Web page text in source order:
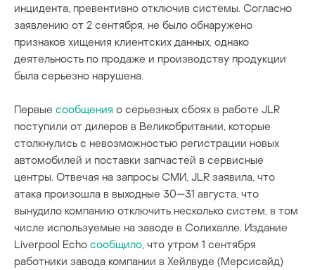
инцидента, превентивно отключив системы. Согласно
заявлению от 2 сентября, не было обнаружено
признаков хищения клиентских данных, однако
деятельность по продаже и производству продукции
была серьезно нарушена.
Первые сообщения о серьезных сбоях в работе JLR
поступили от дилеров в Великобритании, которые
столкнулись с невозможностью регистрации новых
автомобилей и поставки запчастей в сервисные
центры. Отвечая на запросы СМИ, JLR заявила, что
атака произошла в выходные 30—31 августа, что
вынудило компанию отключить несколько систем, в том
числе используемые на заводе в Солихалле. Издание
Liverpool Echo сообщило, что утром 1 сентября
работники завода компании в Хейлвуде (Мерсисайд)